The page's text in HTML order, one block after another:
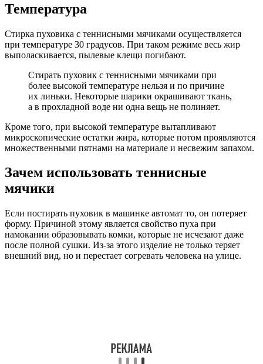
Температура
Стирка пуховика с теннисными мячиками осуществляется
при температуре 30 градусов. При таком режиме весь жир
выполаскивается, пылевые клещи погибают.
Стирать пуховик с теннисными мячиками при
более высокой температуре нельзя и по причине
их линьки. Некоторые шарики окрашивают ткань,
а в прохладной воде ни одна вещь не полиняет.
Кроме того, при высокой температуре вытапливают
микроскопические остатки жира, которые потом проявляются
множественными пятнами на материале и несвежим запахом.
Зачем использовать теннисные
мячики
Если постирать пуховик в машинке автомат то, он потеряет
форму. Причиной этому является свойство пуха при
намокании образовывать комки, которые не исчезают даже
после полной сушки. Из-за этого изделие не только теряет
внешний вид, но и перестает согревать человека на улице.